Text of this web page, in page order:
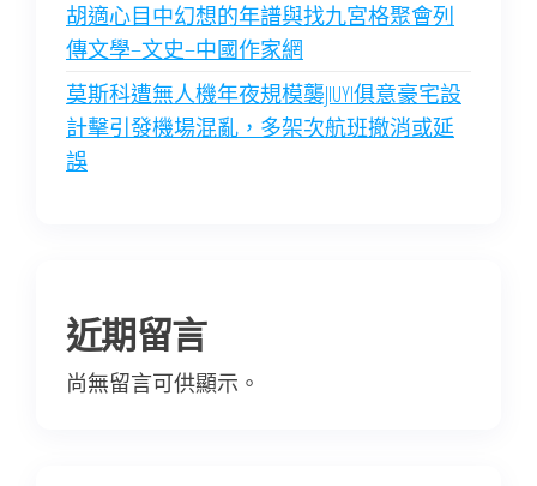
胡適心目中幻想的年譜與找九宮格聚會列
傳文學–文史–中國作家網
莫斯科遭無人機年夜規模襲JIUYI俱意豪宅設
計擊引發機場混亂，多架次航班撤消或延
誤
近期留言
尚無留言可供顯示。